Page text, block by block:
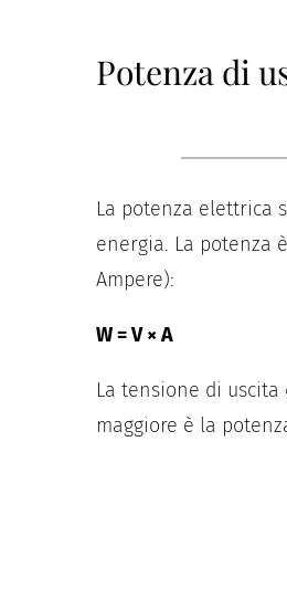
Potenza di
La potenza elettrica
energia. La potenza
Ampere):
W = V × A
La tensione di
maggiore è la